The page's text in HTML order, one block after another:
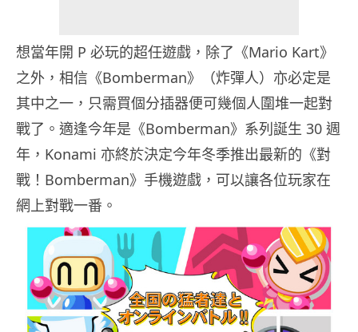
想當年開 P 必玩的超任遊戲，除了《Mario Kart》
之外，相信《Bomberman》（炸彈人）亦必定是
其中之一，只需買個分插器便可幾個人圍堆一起對
戰了。適逢今年是《Bomberman》系列誕生 30 週
年，Konami 亦終於決定今年冬季推出最新的《對
戰！Bomberman》手機遊戲，可以讓各位玩家在
網上對戰一番。